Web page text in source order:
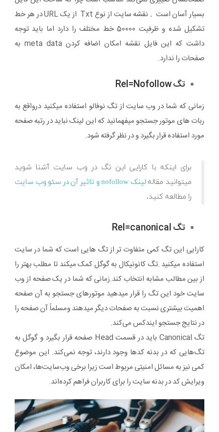
بسیار آسان است .
نقشه سایت از نوع Txt از یک URL در هر خط
تشکیل شده و ظرفیت 50000 خط مختلف را دارد اما باید توجه
داشت که این فایل نقشه امکان اضافه کردن meta data به
صفحات را ندارد.
تگ Rel=Nofollow
زمانی که شما در وب سایت از تگ نوفالو استفاده میکنید درواقع به
ربات های موتور جستجو میفهمانید که این لینک نباید در رتبه صفحه
مورد استفاده قرار بگیرد و در نظر گرفته شود.
برای اینکه با کارایی این تگ در وب سایت آشنا شوید
میتوانید مقالهلینک nofollow و تاثیر آن در سئو وب سایت
را مطالعه کنید.
تگ Rel=canonical
کارایی این تگ کمی متفاوت تر از تگ هایی است که شما در سایت
استفاده میکنید .تگ کانونیکال به گوگل کمک میکند تا مطلب بهتر را
از بین مطالب مشابه انتخاب کند.زمانی که شما در یک صفحه از وب
سایت خود این تگ را قرار میدهید موتورهای جستجو به آن صفحه
اهمیت بیشتری نسبت به صفحات دیگر میدهند ومسلماً آن صفحه را
در نتایج جستجو ایندکس می‌کند.
تگ Canonical باید در قسمت Head صفحه قرار بگیرد و گوگل به
تگ‌هایی که در بدنه کدها وجود دارند، توجه نمی‌کند. این موضوع
کمی نیز به مسائل امنیتی مربوط است زیرا برخی وب‌سایت‌ها، امکان
ویرایش کد در بدنه سایت را برای کاربران فراهم کرده‌اند.